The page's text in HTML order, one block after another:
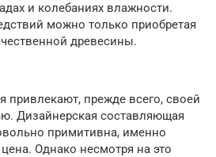
и колебаниях влажности.
можно только приобретая
древесины.
привлекают, прежде всего, своей
Дизайнерская составляющая
примитивна, именно
Однако несмотря на это